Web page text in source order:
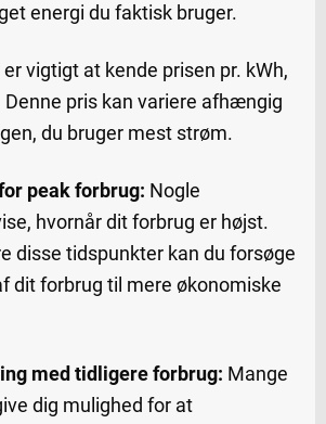
energi du faktisk bruger.
er vigtigt at kende prisen pr. kWh,
Denne pris kan variere afhængig
du bruger mest strøm.
peak forbrug: Nogle
hvornår dit forbrug er højst.
disse tidspunkter kan du forsøge
dit forbrug til mere økonomiske
med tidligere forbrug: Mange
dig mulighed for at